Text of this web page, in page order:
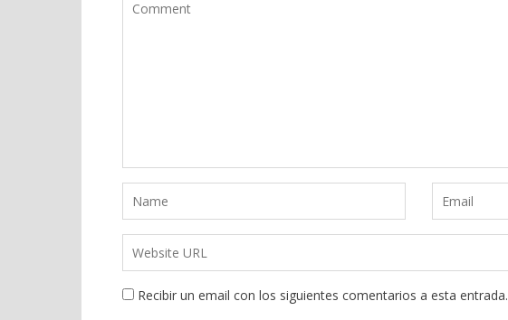
Recibir un email con los siguientes comentarios a esta entrada.